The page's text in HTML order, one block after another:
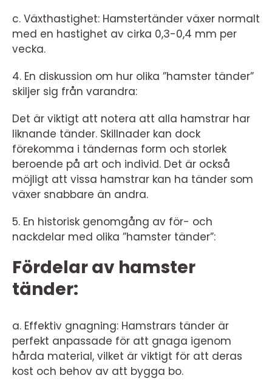
c. Växthastighet: Hamstertänder växer normalt
med en hastighet av cirka 0,3-0,4 mm per
vecka.
4. En diskussion om hur olika ”hamster tänder”
skiljer sig från varandra:
Det är viktigt att notera att alla hamstrar har
liknande tänder. Skillnader kan dock
förekomma i tändernas form och storlek
beroende på art och individ. Det är också
möjligt att vissa hamstrar kan ha tänder som
växer snabbare än andra.
5. En historisk genomgång av för- och
nackdelar med olika ”hamster tänder”:
Fördelar av hamster
tänder:
a. Effektiv gnagning: Hamstrars tänder är
perfekt anpassade för att gnaga igenom
hårda material, vilket är viktigt för att deras
kost och behov av att bygga bo.